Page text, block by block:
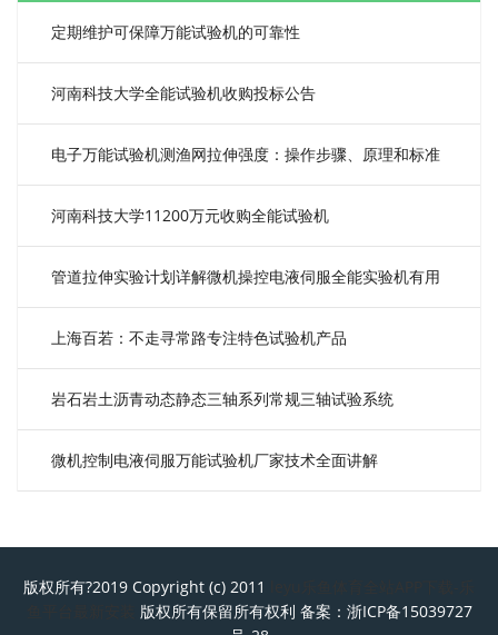
定期维护可保障万能试验机的可靠性
河南科技大学全能试验机收购投标公告
电子万能试验机测渔网拉伸强度：操作步骤、原理和标准
详解！
河南科技大学11200万元收购全能试验机
管道拉伸实验计划详解微机操控电液伺服全能实验机有用
攻略！
上海百若：不走寻常路专注特色试验机产品
岩石岩土沥青动态静态三轴系列常规三轴试验系统
微机控制电液伺服万能试验机厂家技术全面讲解
版权所有?2019 Copyright (c) 2011
版权所有保留所有权利 备案： 浙ICP备15039727